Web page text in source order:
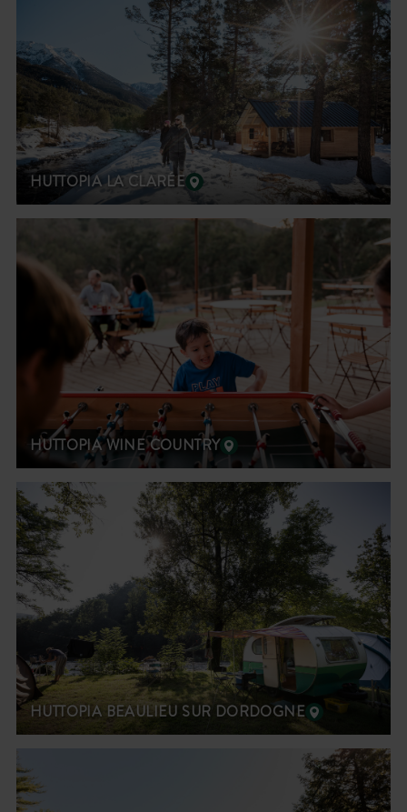
HUTTOPIA LA CLARÉE
HUTTOPIA WINE COUNTRY
HUTTOPIA BEAULIEU SUR DORDOGNE